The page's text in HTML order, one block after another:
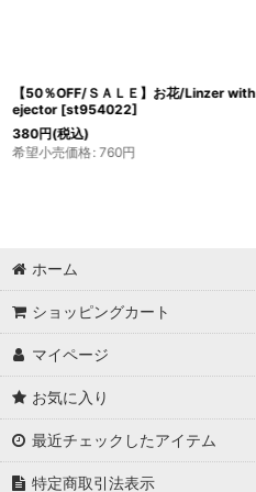
【50％OFF/ＳＡＬＥ】お花/Linzer with
ejector [st954022]
380円(税込)
希望小売価格: 760円
ホーム
ショッピングカート
マイページ
お気に入り
最近チェックしたアイテム
特定商取引法表示